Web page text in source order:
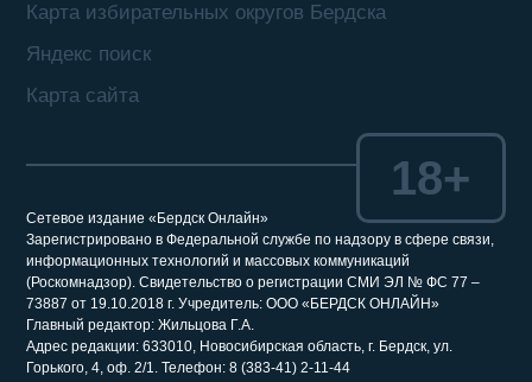
Карта избирательных округов Бердска
Яндекс поиск
Карта сайта
Сетевое издание «Бердск Онлайн»
Зарегистрировано в Федеральной службе по надзору в сфере связи,
информационных технологий и массовых коммуникаций
(Роскомнадзор). Свидетельство о регистрации СМИ ЭЛ № ФС 77 –
73887 от 19.10.2018 г. Учредитель: ООО «БЕРДСК ОНЛАЙН»
Главный редактор: Жильцова Г.А.
Адрес редакции: 633010, Новосибирская область, г. Бердск, ул.
Горького, 4, оф. 2/1. Телефон: 8 (383-41) 2-11-44
18+